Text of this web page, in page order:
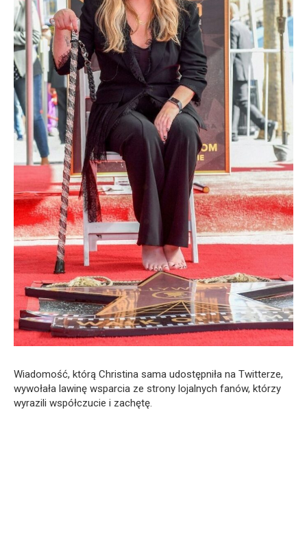
Wiadomość, którą Christina sama udostępniła na Twitterze,
wywołała lawinę wsparcia ze strony lojalnych fanów, którzy
wyrazili współczucie i zachętę.